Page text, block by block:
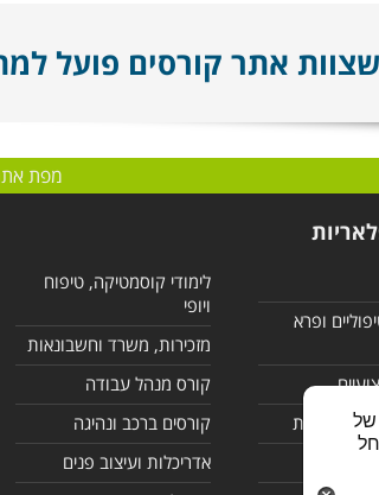
אתר קורסים פועל
מפת
ופרא
ורשתות
לימודי קוסמטיקה, טיפוח
ויופי
מזכירות, משרד וחשבונאות
קורס מנהל עבודה
קורסים ברכב ונהיגה
אדריכלות ועיצוב פנים
של